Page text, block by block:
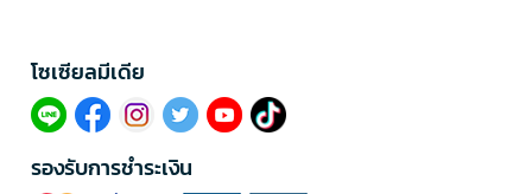
โซเซียลมีเดีย​
รองรับการชำระเงิน